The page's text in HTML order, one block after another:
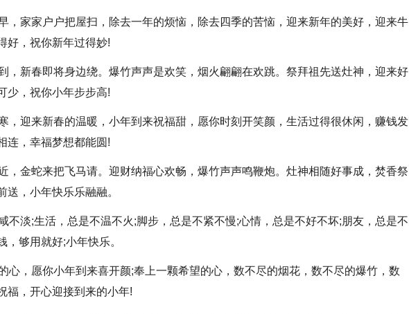
，家家户户把屋扫，除去一年的烦恼，除去四季的苦恼，迎来新年的美好，迎来牛
好，祝你新年过得妙!
，新春即将身边绕。爆竹声声是欢笑，烟火翩翩在欢跳。祭拜祖先送灶神，迎来好
少，祝你小年步步高!
，迎来新春的温暖，小年到来祝福甜，愿你时刻开笑颜，生活过得很休闲，赚钱发
连，幸福梦想都能圆!
，金蛇来把飞马请。迎财纳福心欢畅，爆竹声声鸣鞭炮。灶神相随好事成，焚香祭
送，小年快乐乐融融。
不淡;生活，总是不温不火;脚步，总是不紧不慢;心情，总是不好不坏;朋友，总是不
够用就好;小年快乐。
心，愿你小年到来喜开颜;奉上一颗希望的心，数不尽的烟花，数不尽的爆竹，数
福，开心迎接到来的小年!